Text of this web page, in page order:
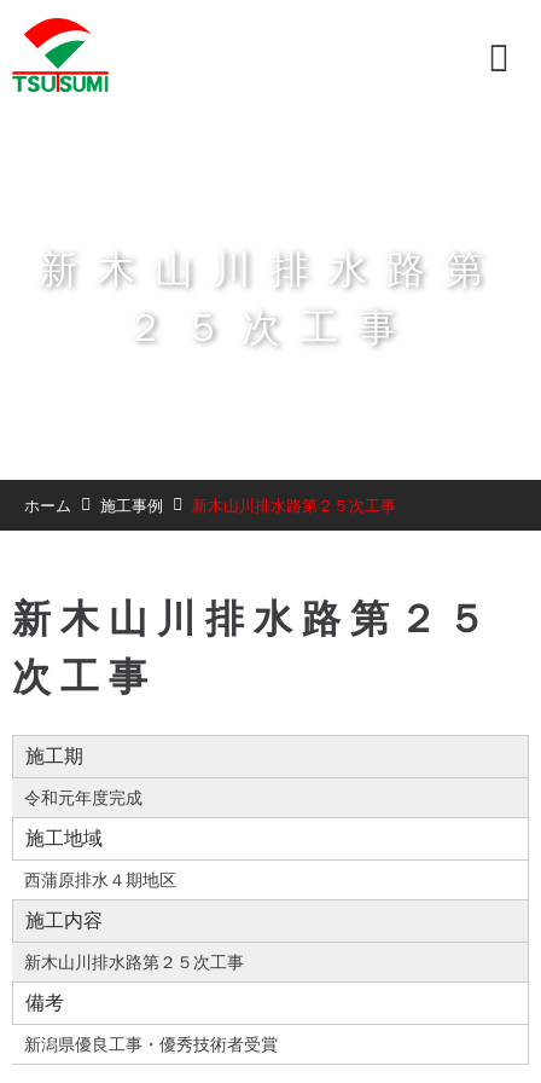
新木山川排水路第
２５次工事
ホーム 施工事例 新木山川排水路第２５次工事
新木山川排水路第２５
次工事
施工期
令和元年度完成
施工地域
西蒲原排水４期地区
施工内容
新木山川排水路第２５次工事
備考
新潟県優良工事・優秀技術者受賞